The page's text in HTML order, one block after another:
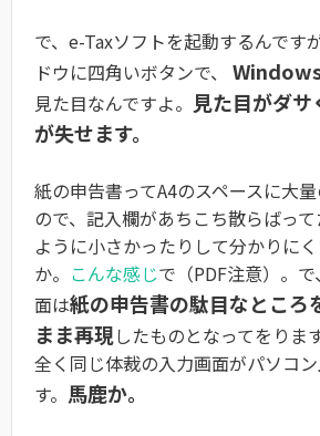
で、e-Taxソフトを起動するんです
ドウに四角いボタンで、
見た目なんですよ。 見た目がダ
が失せます。
紙の申告書ってA4のスペースに大
ので、記入欄があちこち散らばっ
ように小さかったりして分かりに
か。 こんな感じで（PDF注意）。
面は紙の申告書の駄目なところ
まま再現したものとなってをりま
全く同じ体裁の入力画面がパソコ
す。 馬鹿か。